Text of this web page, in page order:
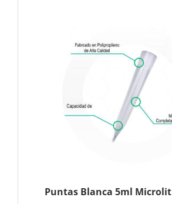
Puntas Blanca 5ml Microlit